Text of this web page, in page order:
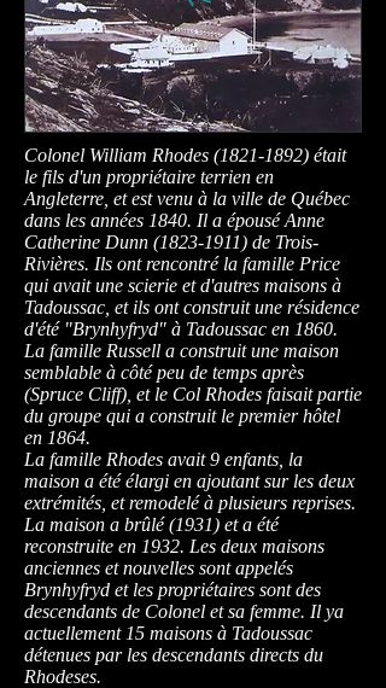
Colonel William Rhodes (1821-1892) était
le fils d'un propriétaire terrien en
Angleterre, et est venu à la ville de Québec
dans les années 1840. Il a épousé Anne
Catherine Dunn (1823-1911) de Trois-
Rivières. Ils ont rencontré la famille Price
qui avait une scierie et d'autres maisons à
Tadoussac, et ils ont construit une résidence
d'été "Brynhyfryd" à Tadoussac en 1860.
La famille Russell a construit une maison
semblable à côté peu de temps après
(Spruce Cliff), et le Col Rhodes faisait partie
du groupe qui a construit le premier hôtel
en 1864.
La famille Rhodes avait 9 enfants, la
maison a été élargi en ajoutant sur ​​les deux
extrémités, et remodelé à plusieurs reprises.
La maison a brûlé (1931) et a été
reconstruite en 1932. Les deux maisons
anciennes et nouvelles sont appelés
Brynhyfryd et les propriétaires sont des
descendants de Colonel et sa femme. Il ya
actuellement 15 maisons à Tadoussac
détenues par les descendants directs du
Rhodeses.